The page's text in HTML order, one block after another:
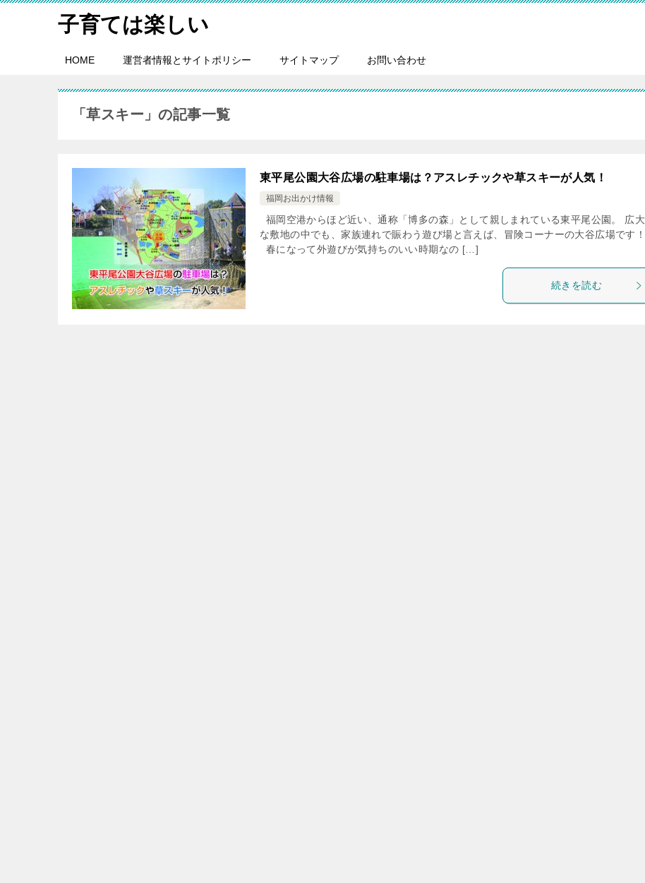
子育ては楽しい
HOME 運営者情報とサイトポリシー サイトマップ お問い合わせ
「草スキー」の記事一覧
東平尾公園大谷広場の駐車場は？アスレチックや草スキーが人気！
福岡お出かけ情報
福岡空港からほど近い、通称「博多の森」として親しまれている東平尾公園。 広大
な敷地の中でも、家族連れで賑わう遊び場と言えば、冒険コーナーの大谷広場です！
春になって外遊びが気持ちのいい時期なの […]
続きを読む